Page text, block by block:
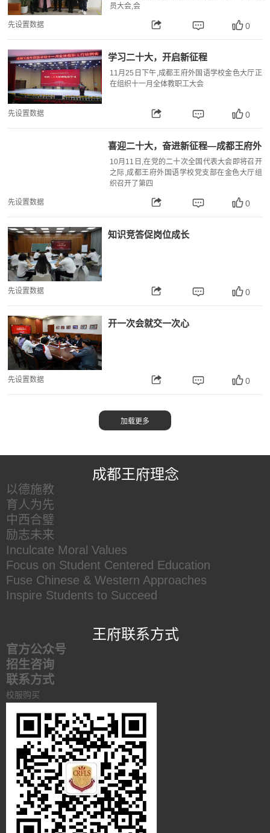
员大会,会
先设置数据 0
学习二十大，开启新征程
11月25日下午,成都王府外国语学校金色大厅正
在组织十一月全体教职工大会
先设置数据 0
喜迎二十大，奋进新征程—成都王府外
国语学校第四季度党员大会纪实
10月11日,在党的二十次全国代表大会即将召开
之际,成都王府外国语学校党支部在金色大厅组
织召开了第四
先设置数据 0
知识竞答促岗位成长
先设置数据 0
开一次会就交一次心
先设置数据 0
成都王府理念
以德施教
育人为先
中西合璧
励志未来
Inculcate Moral Values
Focus on Student Centered Education
Fuse Chinese & Western Approaches
Inspire Students to Succeed
王府联系方式
官方公众号
招生咨询
联系方式
校服购买